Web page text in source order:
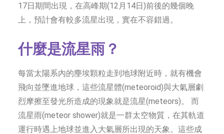
17日期間出現，在高峰期(12月14日)前後的幾個晚
上，預計會有較多流星出現，實在不容錯過。
什麼是流星雨？
每當太陽系內的麈埃顆粒走到地球附近時，就有機會
飛向並墜進地球，這些流星體(meteoroid)與大氣層劇
烈摩擦至發光所造成的現象就是流星(meteors)。 而
流星雨(meteor shower)就是一群太空物質，在其軌道
運行時遇上地球並進入大氣層所出現的天象。這些成